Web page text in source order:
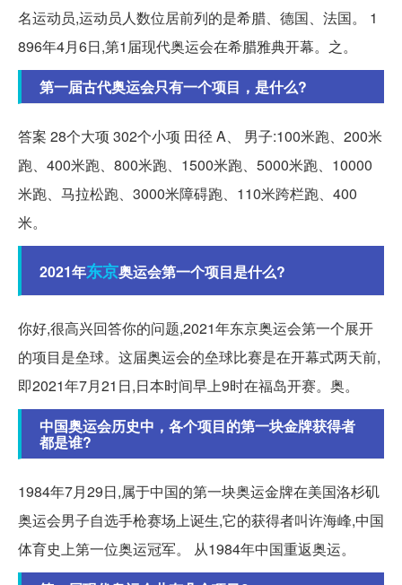
名运动员,运动员人数位居前列的是希腊、德国、法国。 1
896年4月6日,第1届现代奥运会在希腊雅典开幕。之。
第一届古代奥运会只有一个项目，是什么?
答案 28个大项 302个小项 田径 A、 男子:100米跑、200米
跑、400米跑、800米跑、1500米跑、5000米跑、10000
米跑、马拉松跑、3000米障碍跑、110米跨栏跑、400
米。
2021年东京奥运会第一个项目是什么?
你好,很高兴回答你的问题,2021年东京奥运会第一个展开
的项目是垒球。这届奥运会的垒球比赛是在开幕式两天前,
即2021年7月21日,日本时间早上9时在福岛开赛。奥。
中国奥运会历史中，各个项目的第一块金牌获得者
都是谁?
1984年7月29日,属于中国的第一块奥运金牌在美国洛杉矶
奥运会男子自选手枪赛场上诞生,它的获得者叫许海峰,中国
体育史上第一位奥运冠军。 从1984年中国重返奥运。